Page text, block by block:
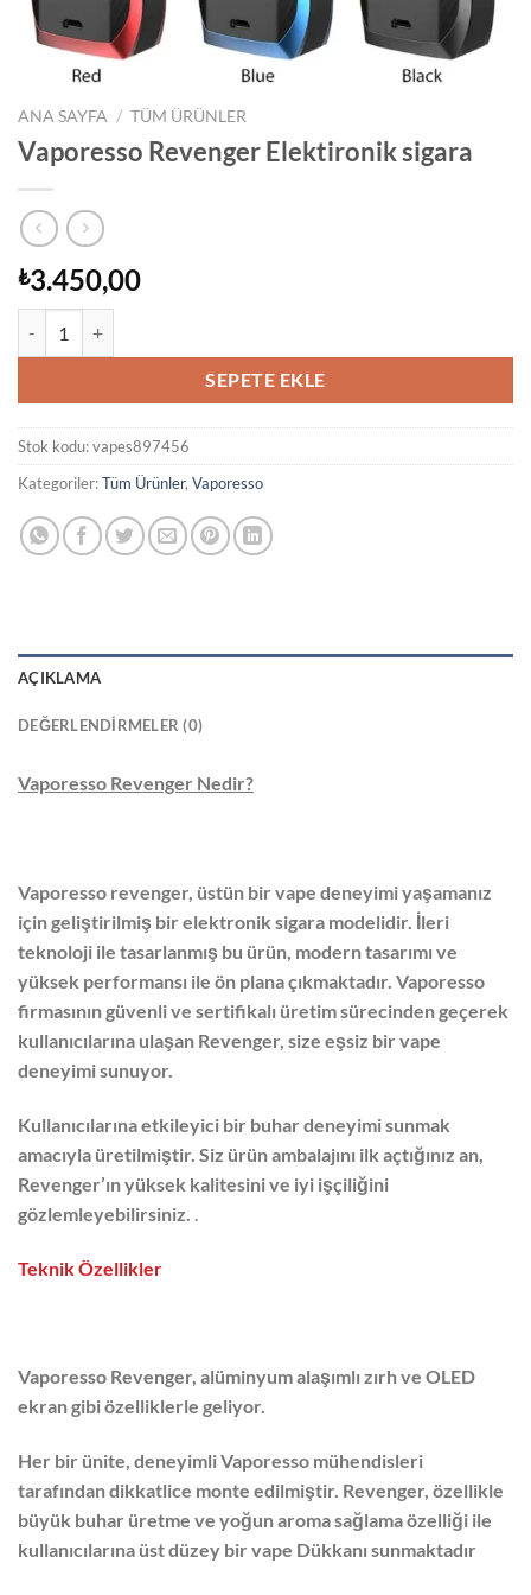
ANA SAYFA / TÜM ÜRÜNLER
Vaporesso Revenger Elektironik sigara
₺3.450,00
SEPETE EKLE
Stok kodu:vapes897456
Kategoriler:Tüm Ürünler, Vaporesso
AÇIKLAMA
DEĞERLENDIRMELER (0)
Vaporesso Revenger Nedir?
Vaporesso revenger, üstün bir vape deneyimi yaşamanız
için geliştirilmiş bir elektronik sigara modelidir. İleri
teknoloji ile tasarlanmış bu ürün, modern tasarımı ve
yüksek performansı ile ön plana çıkmaktadır. Vaporesso
firmasının güvenli ve sertifikalı üretim sürecinden geçerek
kullanıcılarına ulaşan Revenger, size eşsiz bir vape
deneyimi sunuyor.
Kullanıcılarına etkileyici bir buhar deneyimi sunmak
amacıyla üretilmiştir. Siz ürün ambalajını ilk açtığınız an,
Revenger’ın yüksek kalitesini ve iyi işçiliğini
gözlemleyebilirsiniz.
Teknik Özellikler
Vaporesso Revenger, alüminyum alaşımlı zırh ve OLED
ekran gibi özelliklerle geliyor.
Her bir ünite, deneyimli Vaporesso mühendisleri
tarafından dikkatlice monte edilmiştir. Revenger, özellikle
büyük buhar üretme ve yoğun aroma sağlama özelliği ile
kullanıcılarına üst düzey bir vape Dükkanı sunmaktadır